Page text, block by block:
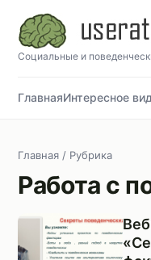
Социальные и
ГлавнаяИнтересное
Главная / Рубрика
Работа с